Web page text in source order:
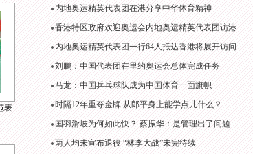
表
内地奥运精英代表团在港分享中华体育精神
香港特区政府欢迎奥运会内地奥运精英代表团访港
内地奥运精英代表团一行64人抵达香港将展开访问
刘鹏：中国代表团在里约奥运会总体完成任务
马龙：中国乒乓球队成为中国体育一面旗帜
时隔12年重夺金牌 从郎平身上能学点儿什么？
国羽滑坡为何如此快？ 蔡振华：是管理出了问题
两人均未宣布退役 “林李大战”未完待续